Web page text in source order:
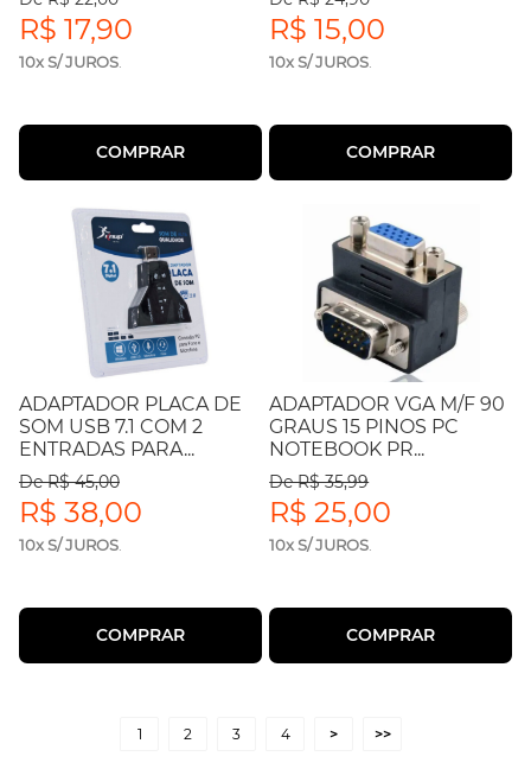
R$ 17,90
10x S/ JUROS
COMPRAR
R$ 15,00
10x S/ JUROS
COMPRAR
ADAPTADOR PLACA DE
SOM USB 7.1 COM 2
ENTRADAS PARA...
De R$ 45,00
R$ 38,00
10x S/ JUROS
COMPRAR
ADAPTADOR VGA M/F 90
GRAUS 15 PINOS PC
NOTEBOOK PR...
De R$ 35,99
R$ 25,00
10x S/ JUROS
COMPRAR
1 2 3 4 > >>